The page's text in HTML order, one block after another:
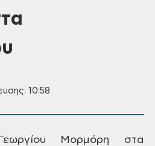
10:58
Μορμόρη στα